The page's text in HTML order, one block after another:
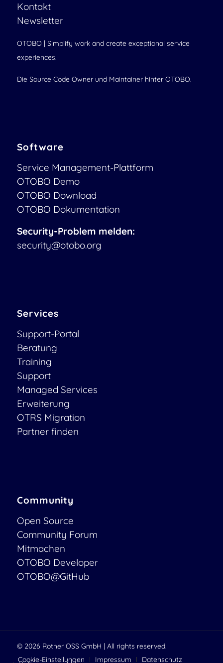
Kontakt
Newsletter
OTOBO | Simplify work and create exceptional service
experiences.
Die Source Code Owner und Maintainer hinter OTOBO.
Software
Service Management-Plattform
OTOBO Demo
OTOBO Download
OTOBO Dokumentation
Security-Problem melden:
security@otobo.org
Services
Support-Portal
Beratung
Training
Support
Managed Services
Erweiterung
OTRS Migration
Partner finden
Community
Open Source
Community Forum
Mitmachen
OTOBO Developer
OTOBO@GitHub
© 2026 Rother OSS GmbH | All rights reserved.
Cookie-Einstellungen
Impressum Datenschutz